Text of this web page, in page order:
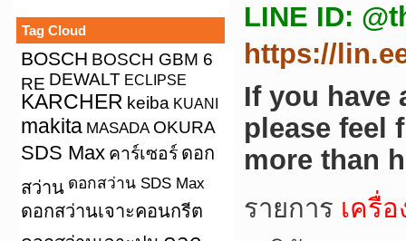
Tag Cloud
BOSCH BOSCH GBM 6
RE DEWALT ECLIPSE
KARCHER keiba KUANI
makita MASADA OKURA
SDS Max คาร์เซอร์ ดอก
สว่าน ดอกสว่าน SDS Max
ดอกสว่านเจาะคอนกรีต
LINE ID:
https://
If you have
please feel
more than
รายการ เครื่